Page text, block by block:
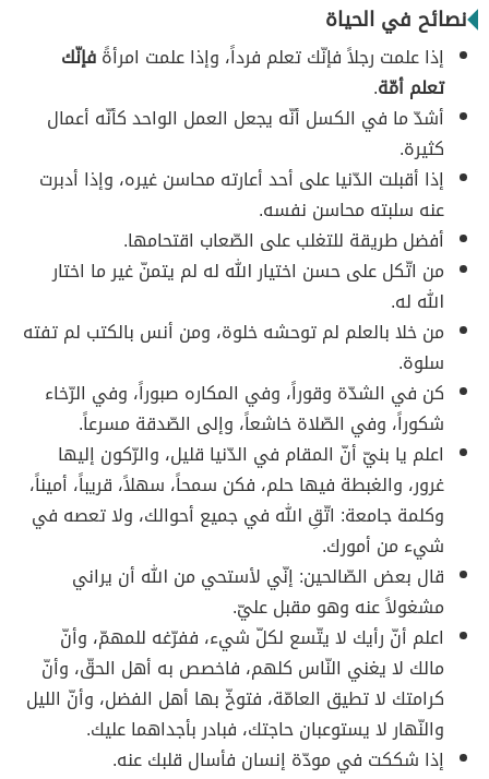
نصائح في الحياة
إذا علمت رجلاً فإنّك تعلم فرداً، وإذا علمت امرأةًفإنّك
تعلم أمّة.
أشدّ ما في الكسل أنّه يجعل العمل الواحد كأنّه أعمال
كثيرة.
إذا أقبلت الدّنيا على أحد أعارته محاسن غيره، وإذا أدبرت
عنه سلبته محاسن نفسه.
أفضل طريقة للتغلب على الصّعاب اقتحامها.
من اتّكل على حسن اختيار الله له لم يتمنّ غير ما اختار
الله له.
من خلا بالعلم لم توحشه خلوة، ومن أنس بالكتب لم تفته
سلوة.
كن في الشدّة وقوراً، وفي المكاره صبوراً، وفي الرّخاء
شكوراً، وفي الصّلاة خاشعاً، وإلى الصّدقة مسرعاً.
اعلم يا بنيّ أنّ المقام في الدّنيا قليل، والرّكون إليها
غرور، والغبطة فيها حلم، فكن سمحاً، سهلاً، قريباً، أميناً،
وكلمة جامعة: اتّقِ الله في جميع أحوالك، ولا تعصه في
شيء من أمورك.
قال بعض الصّالحين: إنّي لأستحي من الله أن يراني
مشغولاً عنه وهو مقبل عليّ.
اعلم أنّ رأيك لا يتّسع لكلّ شيء، ففرّغه للمهمّ، وأنّ
مالك لا يغني النّاس كلهم، فاخصص به أهل الحقّ، وأنّ
كرامتك لا تطيق العامّة، فتوخّ بها أهل الفضل، وأنّ الليل
والنّهار لا يستوعبان حاجتك، فبادر بأجداهما عليك.
إذا شككت في مودّة إنسان فأسال قلبك عنه.